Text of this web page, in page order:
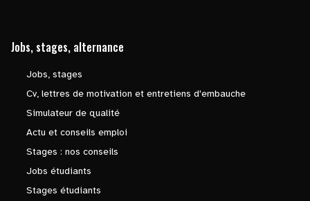
Jobs, stages, alternance
Jobs, stages
Cv, lettres de motivation et entretiens d'embauche
Simulateur de qualité
Actu et conseils emploi
Stages : nos conseils
Jobs étudiants
Stages étudiants